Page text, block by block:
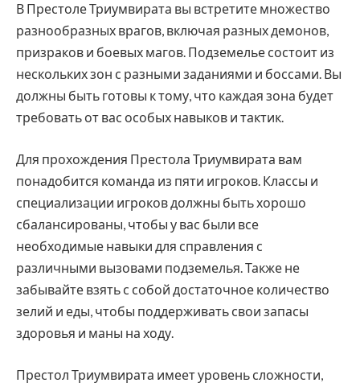
В Престоле Триумвирата вы встретите множество
разнообразных врагов, включая разных демонов,
призраков и боевых магов. Подземелье состоит из
нескольких зон с разными заданиями и боссами. Вы
должны быть готовы к тому, что каждая зона будет
требовать от вас особых навыков и тактик.
Для прохождения Престола Триумвирата вам
понадобится команда из пяти игроков. Классы и
специализации игроков должны быть хорошо
сбалансированы, чтобы у вас были все
необходимые навыки для справления с
различными вызовами подземелья. Также не
забывайте взять с собой достаточное количество
зелий и еды, чтобы поддерживать свои запасы
здоровья и маны на ходу.
Престол Триумвирата имеет уровень сложности,